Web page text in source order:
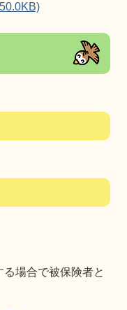
場合で被保険者と